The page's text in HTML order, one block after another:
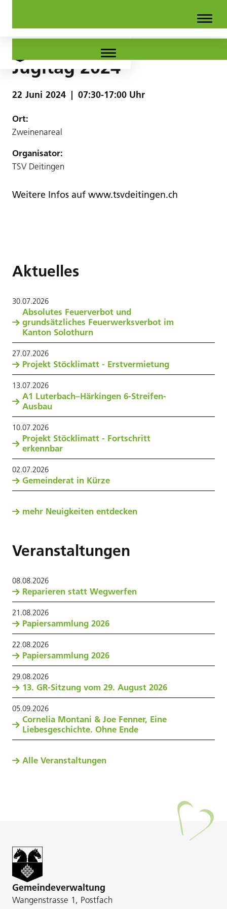
Jugitag 2024
22 Juni 2024 07:30-17:00 Uhr
Ort:
Zweinenareal
Organisator:
TSV Deitingen
Weitere Infos auf www.tsvdeitingen.ch
Aktuelles
30.07.2026
Absolutes Feuerverbot und
grundsätzliches Feuerwerksverbot im
Kanton Solothurn
27.07.2026
Projekt Stöcklimatt - Erstvermietung
13.07.2026
A1 Luterbach–Härkingen 6-Streifen-
Ausbau
10.07.2026
Projekt Stöcklimatt - Fortschritt
erkennbar
02.07.2026
Gemeinderat in Kürze
mehr Neuigkeiten entdecken
Veranstaltungen
08.08.2026
Reparieren statt Wegwerfen
21.08.2026
Papiersammlung 2026
22.08.2026
Papiersammlung 2026
29.08.2026
13. GR-Sitzung vom 29. August 2026
05.09.2026
Cornelia Montani & Joe Fenner, Eine
Liebesgeschichte. Ohne Ende
Alle Veranstaltungen
Gemeindeverwaltung
Wangenstrasse 1, Postfach